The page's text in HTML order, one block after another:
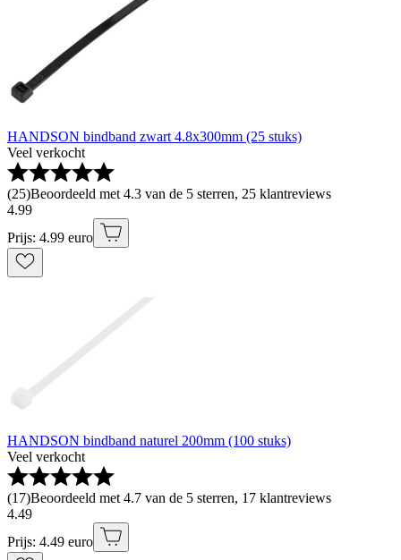
HANDSON bindband zwart 4.8x300mm (25 stuks)
Veel verkocht
(25)Beoordeeld met 4.3 van de 5 sterren, 25 klantreviews
4.99
Prijs: 4.99 euro
HANDSON bindband naturel 200mm (100 stuks)
Veel verkocht
(17)Beoordeeld met 4.7 van de 5 sterren, 17 klantreviews
4.49
Prijs: 4.49 euro